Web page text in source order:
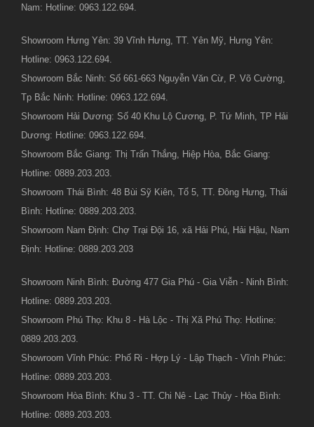
Nam: Hotline: 0963.122.694.
Showroom Hưng Yên: 39 Vĩnh Hưng, TT. Yên Mỹ, Hưng Yên:
Hotline: 0963.122.694.
Showroom Bắc Ninh: Số 661-663 Nguyễn Văn Cừ, P. Võ Cường,
Tp Bắc Ninh: Hotline: 0963.122.694.
Showroom Hải Dương: Số 40 Khu Lộ Cương, P. Tứ Minh, TP Hải
Dương: Hotline: 0963.122.694.
Showroom Bắc Giang: Thị Trấn Thắng, Hiệp Hòa, Bắc Giang:
Hotline: 0889.203.203.
Showroom Thái Bình: 48 Bùi Sỹ Kiên, Tổ 5, TT. Đông Hưng, Thái
Bình: Hotline: 0889.203.203.
Showroom Nam Định: Chợ Trại Đội 16, xã Hải Phú, Hải Hậu, Nam
Định: Hotline: 0889.203.203
Showroom Ninh Bình: Đường 477 Gia Phú - Gia Viễn - Ninh Bình:
Hotline: 0889.203.203.
Showroom Phú Thọ: Khu 8 - Hà Lộc - Thị Xã Phú Thọ: Hotline:
0889.203.203.
Showroom Vĩnh Phúc: Phố Ri - Hợp Lý - Lập Thạch - Vĩnh Phúc:
Hotline: 0889.203.203.
Showroom Hòa Bình: Khu 3 - TT. Chi Nê - Lạc Thủy - Hòa Bình:
Hotline: 0889.203.203.